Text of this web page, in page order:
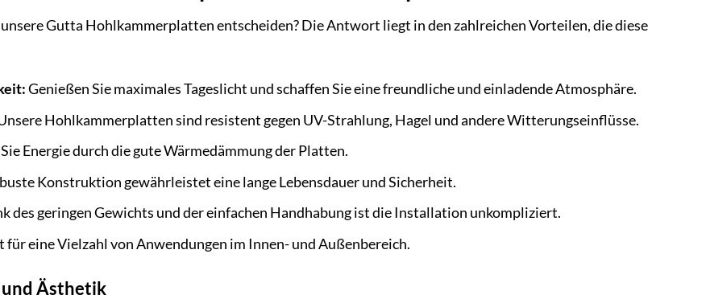
Gutta Hohlkammerplatten entscheiden? Die Antwort liegt in den zahlreichen Vorteilen, die diese
Genießen Sie maximales Tageslicht und schaffen Sie eine freundliche und einladende Atmosphäre.
Hohlkammerplatten sind resistent gegen UV-Strahlung, Hagel und andere Witterungseinflüsse.
Energie durch die gute Wärmedämmung der Platten.
Konstruktion gewährleistet eine lange Lebensdauer und Sicherheit.
des geringen Gewichts und der einfachen Handhabung ist die Installation unkompliziert.
für eine Vielzahl von Anwendungen im Innen- und Außenbereich.
Ästhetik